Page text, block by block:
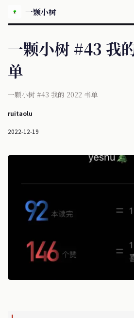
一颗小树
一颗小树 #43 我
单
一颗小树 #43 我的 2022 书单
ruitaolu
2022-12-19